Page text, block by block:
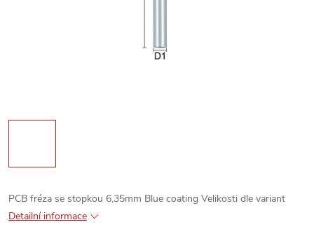
PCB fréza se stopkou 6,35mm Blue coating Velikosti dle variant
Detailní informace